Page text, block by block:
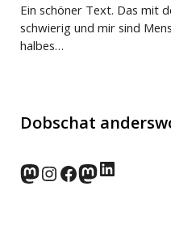
Ein schöner Text. Das mit
schwierig und mir sind
halbes…
Dobschat
norden.social
Instagram
Facebook
wp-LinkedIn